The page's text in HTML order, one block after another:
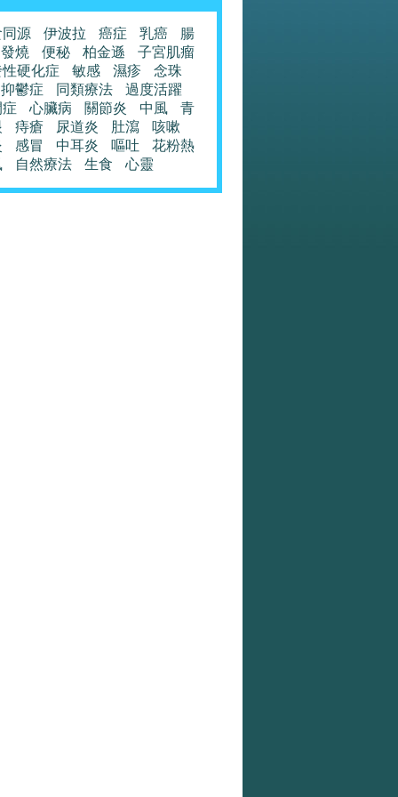
源 伊波拉 癌症 乳癌
腸
發燒
便秘 柏金遜
子宮肌瘤
硬化症
敏感 濕疹
念珠
抑鬱症
同類療法
過度活躍
心臟病 關節炎 中風
青
痔瘡 尿道炎 肚瀉
咳嗽
感冒 中耳炎 嘔吐
花粉熱
自然療法 生食 心靈